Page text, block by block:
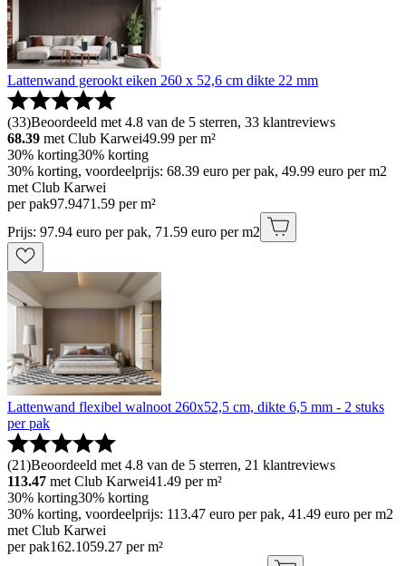
Lattenwand gerookt eiken 260 x 52,6 cm dikte 22 mm
(33)Beoordeeld met 4.8 van de 5 sterren, 33 klantreviews
68.39 met Club Karwei49.99 per m²
30% korting30% korting
30% korting, voordeelprijs: 68.39 euro per pak, 49.99 euro per m2
met Club Karwei
per pak97.9471.59 per m²
Prijs: 97.94 euro per pak, 71.59 euro per m2
Lattenwand flexibel walnoot 260x52,5 cm, dikte 6,5 mm - 2 stuks
per pak
(21)Beoordeeld met 4.8 van de 5 sterren, 21 klantreviews
113.47 met Club Karwei41.49 per m²
30% korting30% korting
30% korting, voordeelprijs: 113.47 euro per pak, 41.49 euro per m2
met Club Karwei
per pak162.1059.27 per m²